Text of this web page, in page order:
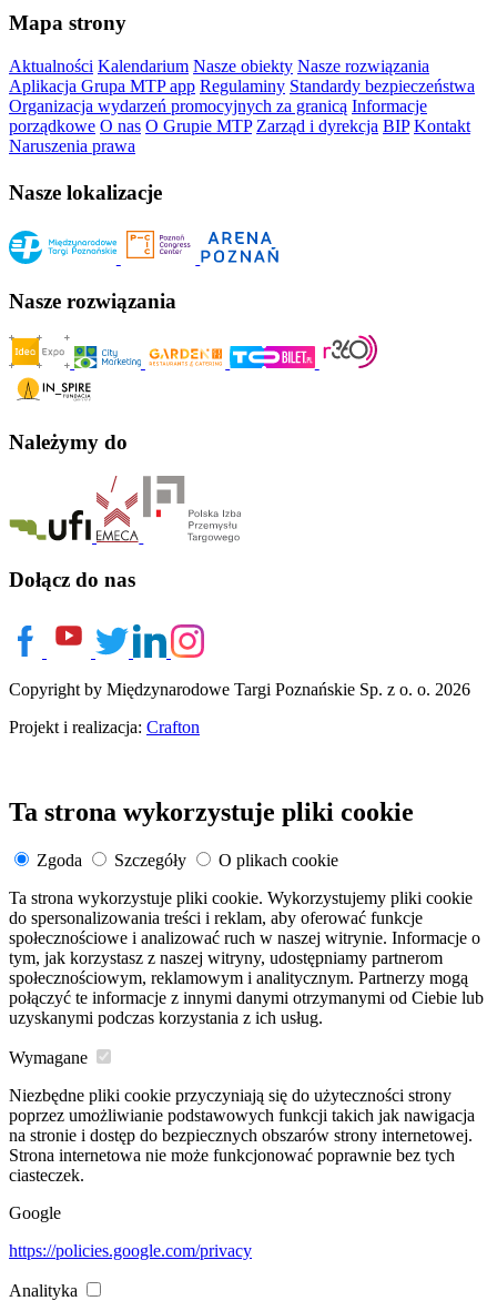
Mapa strony
Aktualności Kalendarium Nasze obiekty Nasze rozwiązania
Aplikacja Grupa MTP app Regulaminy Standardy bezpieczeństwa
Organizacja wydarzeń promocyjnych za granicą Informacje
porządkowe O nas O Grupie MTP Zarząd i dyrekcja BIP Kontakt
Naruszenia prawa
Nasze lokalizacje
Nasze rozwiązania
Należymy do
Dołącz do nas
Copyright by Międzynarodowe Targi Poznańskie Sp. z o. o. 2026
Projekt i realizacja: Crafton
Ta strona wykorzystuje pliki cookie
Zgoda Szczegóły
O plikach cookie
Ta strona wykorzystuje pliki cookie. Wykorzystujemy pliki cookie
do spersonalizowania treści i reklam, aby oferować funkcje
społecznościowe i analizować ruch w naszej witrynie. Informacje o
tym, jak korzystasz z naszej witryny, udostępniamy partnerom
społecznościowym, reklamowym i analitycznym. Partnerzy mogą
połączyć te informacje z innymi danymi otrzymanymi od Ciebie lub
uzyskanymi podczas korzystania z ich usług.
Wymagane
Niezbędne pliki cookie przyczyniają się do użyteczności strony
poprzez umożliwianie podstawowych funkcji takich jak nawigacja
na stronie i dostęp do bezpiecznych obszarów strony internetowej.
Strona internetowa nie może funkcjonować poprawnie bez tych
ciasteczek.
Google
https://policies.google.com/privacy
Analityka